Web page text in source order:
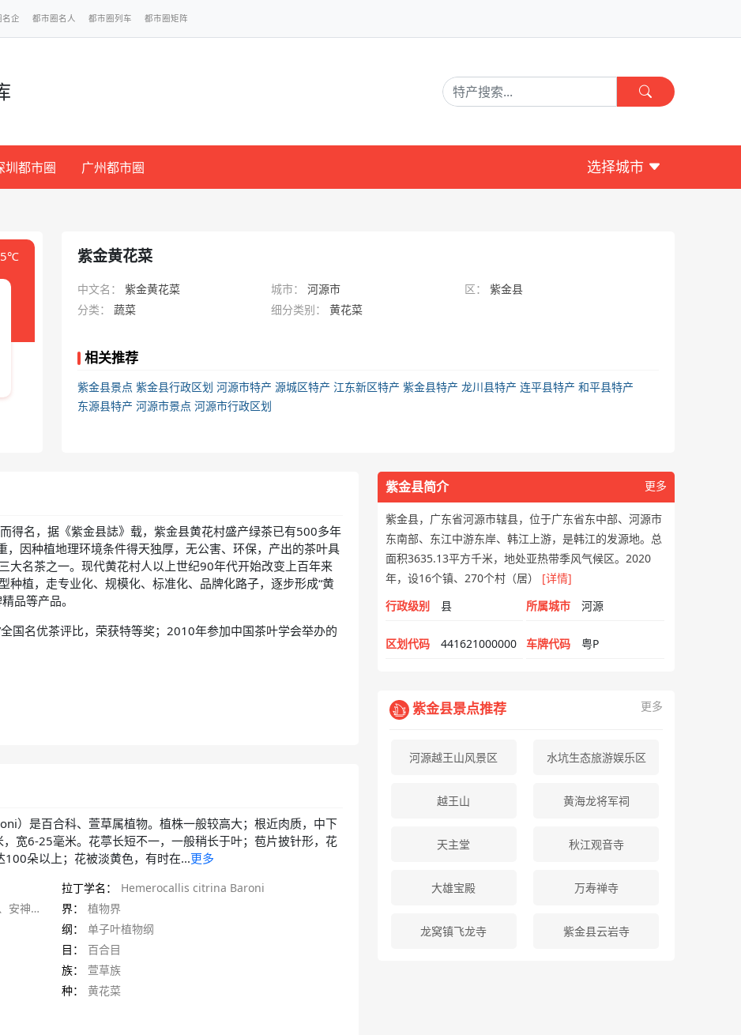
名企 都市圈名人 都市圈列车 都市圈矩阵
圳都市圈 广州都市圈 选择城市
紫金黄花菜
中文名： 紫金黄花菜 城市： 河源市 区：
紫金县
分类：
蔬菜 细分类别： 黄花菜
相关推荐
紫金县景点 紫金县行政区划 河源市特产 源城区特产 江东新区特产 紫金县特产 龙川县特产 连平县特产 和平县特产
东源县特产 河源市景点 河源市行政区划
得名，据《紫金县誌》载，紫金县黄花村盛产绿茶已有500多年
因种植地理环境条件得天独厚，无公害、环保，产出的茶叶具
大名茶之一。现代黄花村人以上世纪90年代开始改变上百年来
种植，走专业化、规模化、标准化、品牌化路子，逐步形成“黄
品等产品。
国名优茶评比，荣获特等奖；2010年参加中国茶叶学会举办的
）是百合科、萱草属植物。植株一般较高大；根近肉质，中下
宽6-25毫米。花葶长短不一，一般稍长于叶；苞片披针形，花
朵以上；花被淡黄色，有时在...更多
拉丁学名：
Hemerocallis citrina Baroni
绿葱花 界：
植物界
纲：
单子叶植物纲
目：
百合目
族：
萱草族
种：
黄花菜
紫金县简介 更多
紫金县，广东省河源市辖县，位于广东省东中部、河源市
东南部、东江中游东岸、韩江上游，是韩江的发源地。总
面积3635.13平方千米，地处亚热带季风气候区。2020
年，设16个镇、270个村（居） [详情]
行政级别
县 所属城市 河源
区划代码 441621000000 车牌代码 粤P
紫金县景点推荐 更多
河源越王山风景区 水坑生态旅游娱乐区
越王山 黄海龙将军祠
天主堂 秋江观音寺
大雄宝殿 万寿禅寺
龙窝镇飞龙寺 紫金县云岩寺